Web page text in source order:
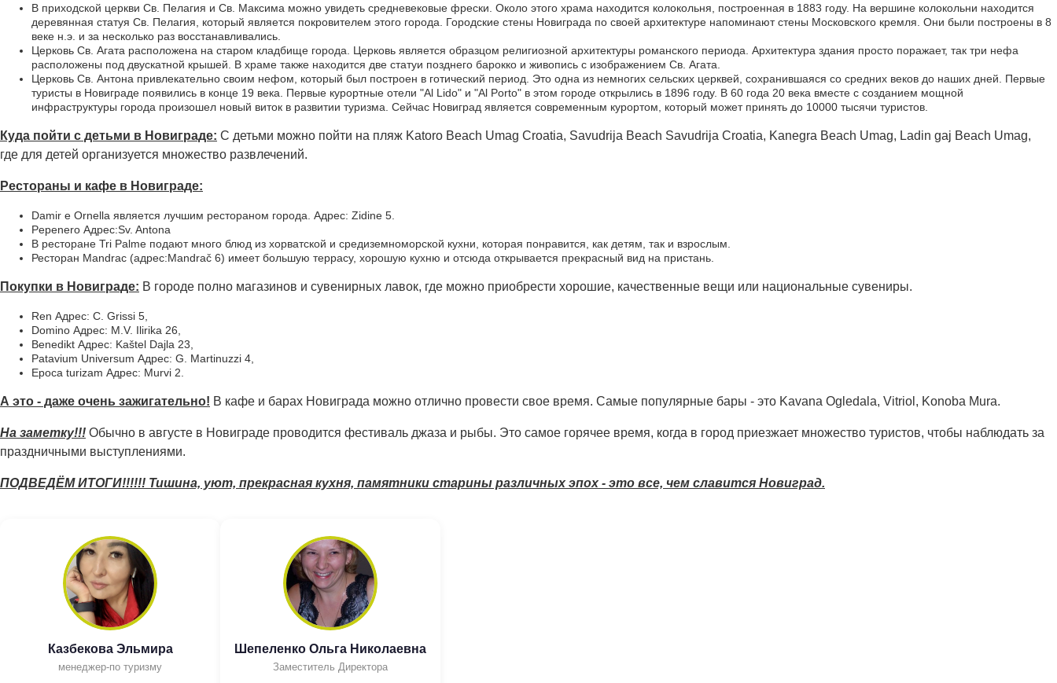
В приходской церкви Св. Пелагия и Св. Максима можно увидеть средневековые фрески. Около этого храма находится колокольня, построенная в 1883 году. На вершине колокольни находится
деревянная статуя Св. Пелагия, который является покровителем этого города. Городские стены Новиграда по своей архитектуре напоминают стены Московского кремля. Они были построены в 8
веке н.э. и за несколько раз восстанавливались.
Церковь Св. Агата расположена на старом кладбище города. Церковь является образцом религиозной архитектуры романского периода. Архитектура здания просто поражает, так три нефа
расположены под двускатной крышей. В храме также находится две статуи позднего барокко и живопись с изображением Св. Агата.
Церковь Св. Антона привлекательно своим нефом, который был построен в готический период. Это одна из немногих сельских церквей, сохранившаяся со средних веков до наших дней. Первые
туристы в Новиграде появились в конце 19 века. Первые курортные отели "Al Lido" и "Al Porto" в этом городе открылись в 1896 году. В 60 года 20 века вместе с созданием мощной
инфраструктуры города произошел новый виток в развитии туризма. Сейчас Новиград является современным курортом, который может принять до 10000 тысячи туристов.
Куда пойти с детьми в Новиграде: С детьми можно пойти на пляж Katoro Beach Umag Croatia, Savudrija Beach Savudrija Croatia, Kanegra Beach Umag, Ladin gaj Beach Umag,
где для детей организуется множество развлечений.
Рестораны и кафе в Новиграде:
Damir e Ornella является лучшим рестораном города. Адрес: Zidine 5.
Pepenero Адрес:Sv. Antona
В ресторане Tri Palme подают много блюд из хорватской и средиземноморской кухни, которая понравится, как детям, так и взрослым.
Ресторан Mandrac (адрес:Mandrač 6) имеет большую террасу, хорошую кухню и отсюда открывается прекрасный вид на пристань.
Покупки в Новиграде: В городе полно магазинов и сувенирных лавок, где можно приобрести хорошие, качественные вещи или национальные сувениры.
Ren Адрес: C. Grissi 5,
Domino Адрес: M.V. Ilirika 26,
Benedikt Адрес: Kaštel Dajla 23,
Patavium Universum Адрес: G. Martinuzzi 4,
Epoca turizam Адрес: Murvi 2.
А это - даже очень зажигательно! В кафе и барах Новиграда можно отлично провести свое время. Самые популярные бары - это Kavana Ogledala, Vitriol, Konoba Mura.
На заметку!!! Обычно в августе в Новиграде проводится фестиваль джаза и рыбы. Это самое горячее время, когда в город приезжает множество туристов, чтобы наблюдать за
праздничными выступлениями.
ПОДВЕДЁМ ИТОГИ!!!!!! Тишина, уют, прекрасная кухня, памятники старины различных эпох - это все, чем славится Новиград.
Казбекова Эльмира
менеджер-по туризму
Шепеленко Ольга Николаевна
Заместитель Директора